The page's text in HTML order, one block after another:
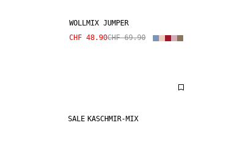
WOLLMIX JUMPER
CHF 48.90CHF 69.90
SALE KASCHMIR-MIX